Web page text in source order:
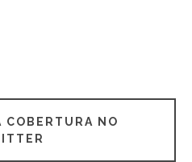
COBERTURA NO